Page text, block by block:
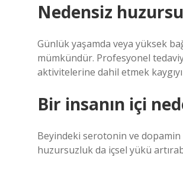
Nedensiz
Günlük yaşamda veya yüksek
mümkündür. Profesyonel
aktivitelerine dahil etmek
Bir insanın içi
Beyindeki serotonin ve
huzursuzluk da içsel yükü